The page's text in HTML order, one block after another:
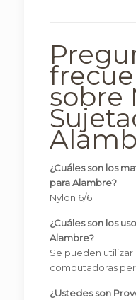
sobre
¿Cuáles son los
para Alambre?
Nylon 6/6.
¿Cuáles son los
Alambre?
Se pueden
computadoras
¿Ustedes son